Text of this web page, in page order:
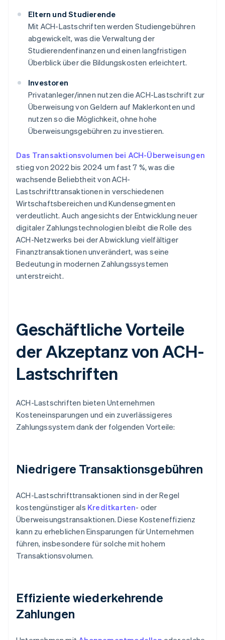
Eltern und Studierende
Mit ACH-Lastschriften werden Studiengebühren
abgewickelt, was die Verwaltung der
Studierendenfinanzen und einen langfristigen
Überblick über die Bildungskosten erleichtert.
Investoren
Privatanleger/innen nutzen die ACH-Lastschrift zur
Überweisung von Geldern auf Maklerkonten und
nutzen so die Möglichkeit, ohne hohe
Überweisungsgebühren zu investieren.
Das Transaktionsvolumen bei ACH-Überweisungen
stieg von 2022 bis 2024 um fast 7 %, was die
wachsende Beliebtheit von ACH-
Lastschrifttransaktionen in verschiedenen
Wirtschaftsbereichen und Kundensegmenten
verdeutlicht. Auch angesichts der Entwicklung neuer
digitaler Zahlungstechnologien bleibt die Rolle des
ACH-Netzwerks bei der Abwicklung vielfältiger
Finanztransaktionen unverändert, was seine
Bedeutung in modernen Zahlungssystemen
unterstreicht.
Geschäftliche Vorteile
der Akzeptanz von ACH-
Lastschriften
ACH-Lastschriften bieten Unternehmen
Kosteneinsparungen und ein zuverlässigeres
Zahlungssystem dank der folgenden Vorteile:
Niedrigere Transaktionsgebühren
ACH-Lastschrifttransaktionen sind in der Regel
kostengünstiger als Kreditkarten- oder
Überweisungstransaktionen. Diese Kosteneffizienz
kann zu erheblichen Einsparungen für Unternehmen
führen, insbesondere für solche mit hohem
Transaktionsvolumen.
Effiziente wiederkehrende
Zahlungen